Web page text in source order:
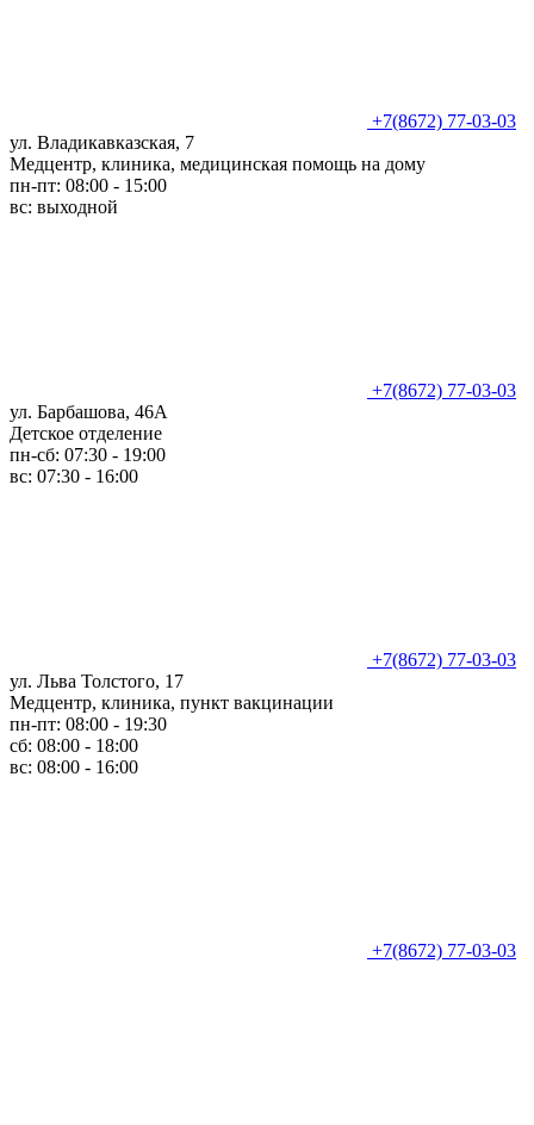
+7(8672) 77-03-03
ул. Владикавказская, 7
Медцентр, клиника, медицинская помощь на дому
пн-пт: 08:00 - 15:00
вс: выходной
+7(8672) 77-03-03
ул. Барбашова, 46А
Детское отделение
пн-сб: 07:30 - 19:00
вс: 07:30 - 16:00
+7(8672) 77-03-03
ул. Льва Толстого, 17
Медцентр, клиника, пункт вакцинации
пн-пт: 08:00 - 19:30
сб: 08:00 - 18:00
вс: 08:00 - 16:00
+7(8672) 77-03-03